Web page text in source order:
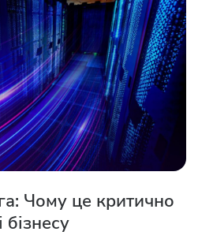
Чому це критично